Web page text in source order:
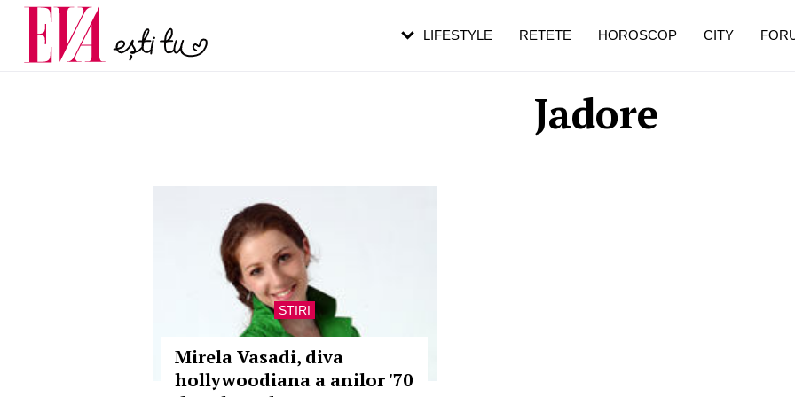
Jadore
STIRI
Mirela Vasadi, diva
hollywoodiana a anilor '70
LIFESTYLE RETETE HOROSCOP CITY
Carieră
Actualitate
pe măsură ce înaintezi în vârstă
de dureroasă este investigația